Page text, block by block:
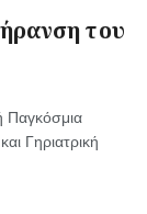
του
Παγκόσμια
Γηριατρική